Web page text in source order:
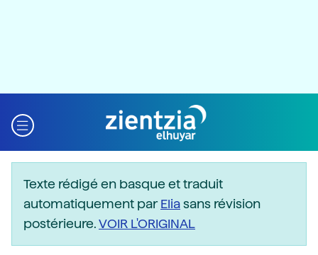
Texte rédigé en basque et traduit
automatiquement parEliasans révision
postérieure.VOIR L'ORIGINAL